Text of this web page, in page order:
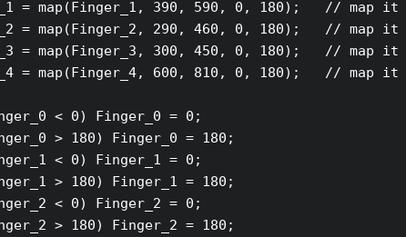
= map(Finger_1, 390, 590, 0, 180);   // map it
= map(Finger_2, 290, 460, 0, 180);   // map it
= map(Finger_3, 300, 450, 0, 180);   // map it
= map(Finger_4, 600, 810, 0, 180);   // map it
< 0) Finger_0 = 0;
> 180) Finger_0 = 180;
< 0) Finger_1 = 0;
> 180) Finger_1 = 180;
< 0) Finger_2 = 0;
> 180) Finger_2 = 180;